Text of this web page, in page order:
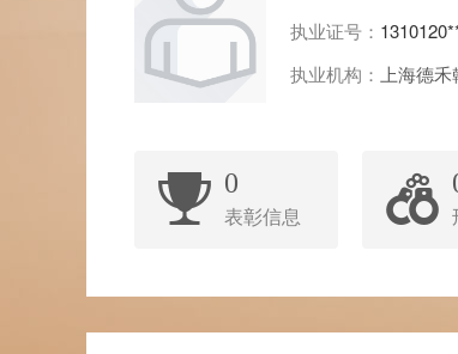
执业证号：
执业机构： 上海德
0
表彰信息